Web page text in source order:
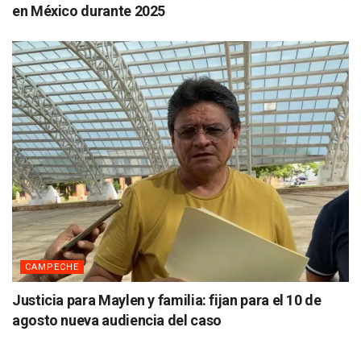
en México durante 2025
CAMPECHE
Justicia para Maylen y familia: fijan para el 10 de
agosto nueva audiencia del caso